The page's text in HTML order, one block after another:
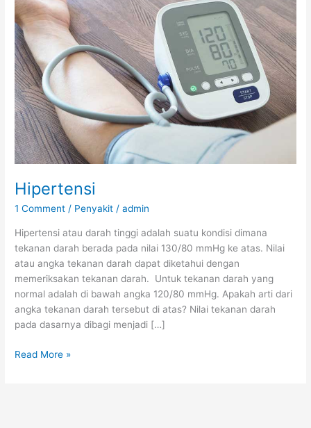
Hipertensi
1 Comment / Penyakit /admin
Hipertensi atau darah tinggi adalah suatu kondisi dimana
tekanan darah berada pada nilai 130/80 mmHg ke atas. Nilai
atau angka tekanan darah dapat diketahui dengan
memeriksakan tekanan darah. Untuk tekanan darah yang
normal adalah di bawah angka 120/80 mmHg. Apakah arti dari
angka tekanan darah tersebut di atas? Nilai tekanan darah
pada dasarnya dibagi menjadi […]
Hipertensi
Read More »